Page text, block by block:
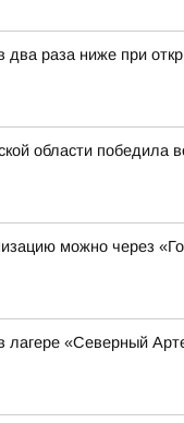
раза ниже при
области победила
можно через
лагере «Северный